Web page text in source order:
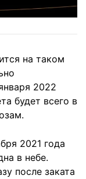
на таком
2022
будет всего в
2021 года
в небе.
после заката